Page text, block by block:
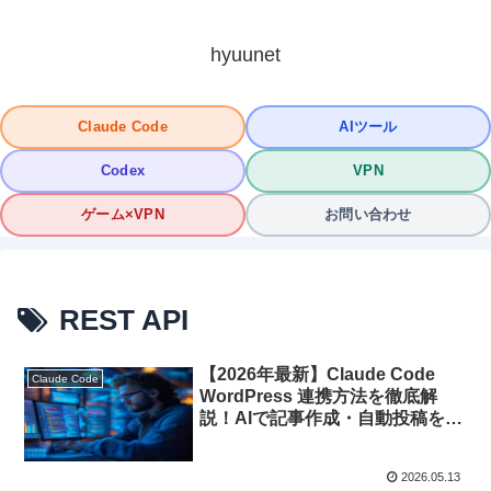
hyuunet
Claude Code AIツール
Codex VPN
ゲーム×VPN お問い合わせ
REST API
Claude Code
【2026年最新】Claude Code
WordPress 連携方法を徹底解
説！AIで記事作成・自動投稿を実
2026.05.13